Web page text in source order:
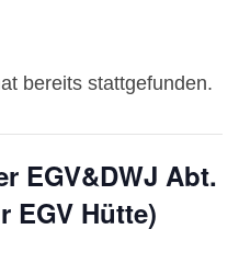
bereits stattgefunden.
EGV&DWJ Abt.
EGV Hütte)